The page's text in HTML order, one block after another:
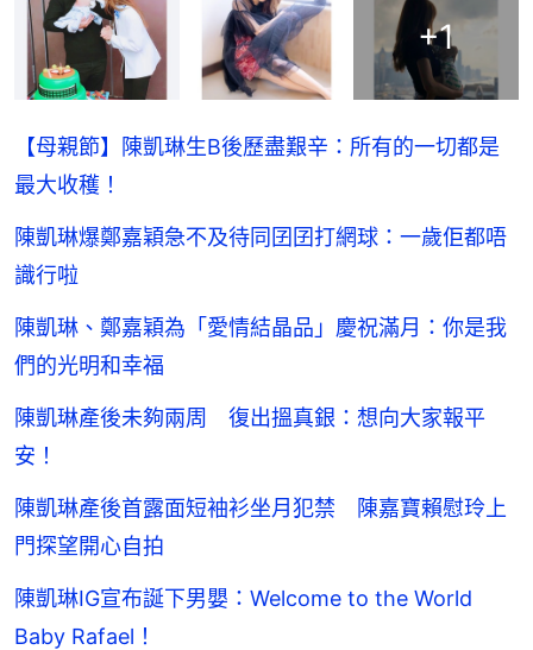
+1
【母親節】陳凱琳生B後歷盡艱辛：所有的一切都是
最大收穫！
陳凱琳爆鄭嘉穎急不及待同囝囝打網球：一歲佢都唔
識行啦
陳凱琳、鄭嘉穎為「愛情結晶品」慶祝滿月：你是我
們的光明和幸福
陳凱琳產後未夠兩周 復出搵真銀：想向大家報平
安！
陳凱琳產後首露面短袖衫坐月犯禁 陳嘉寶賴慰玲上
門探望開心自拍
陳凱琳IG宣布誕下男嬰：Welcome to the World
Baby Rafael！